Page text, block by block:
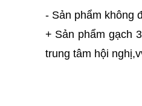
- Sản phẩm không
+ Sản phẩm gạch
trung tâm hội